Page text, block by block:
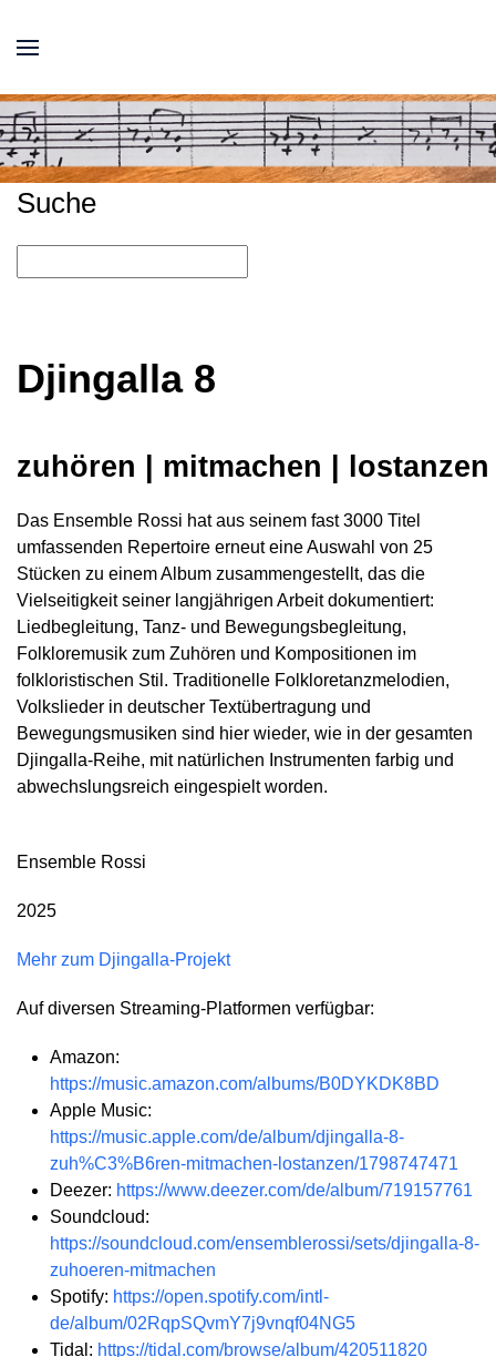
Suche
Djingalla 8
zuhören | mitmachen | lostanzen
Das Ensemble Rossi hat aus seinem fast 3000 Titel
umfassenden Repertoire erneut eine Auswahl von 25
Stücken zu einem Album zusammengestellt, das die
Vielseitigkeit seiner langjährigen Arbeit dokumentiert:
Liedbegleitung, Tanz- und Bewegungsbegleitung,
Folkloremusik zum Zuhören und Kompositionen im
folkloristischen Stil. Traditionelle Folkloretanzmelodien,
Volkslieder in deutscher Textübertragung und
Bewegungsmusiken sind hier wieder, wie in der gesamten
Djingalla-Reihe, mit natürlichen Instrumenten farbig und
abwechslungsreich eingespielt worden.
Ensemble Rossi
2025
Mehr zum Djingalla-Projekt
Auf diversen Streaming-Platformen verfügbar:
Amazon:
https://music.amazon.com/albums/B0DYKDK8BD
Apple Music:
https://music.apple.com/de/album/djingalla-8-
zuh%C3%B6ren-mitmachen-lostanzen/1798747471
Deezer: https://www.deezer.com/de/album/719157761
Soundcloud:
https://soundcloud.com/ensemblerossi/sets/djingalla-8-
zuhoeren-mitmachen
Spotify: https://open.spotify.com/intl-
de/album/02RqpSQvmY7j9vnqf04NG5
Tidal: https://tidal.com/browse/album/420511820